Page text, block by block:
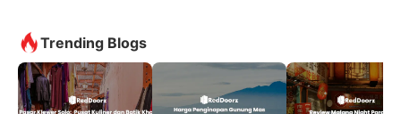
Trending Blogs